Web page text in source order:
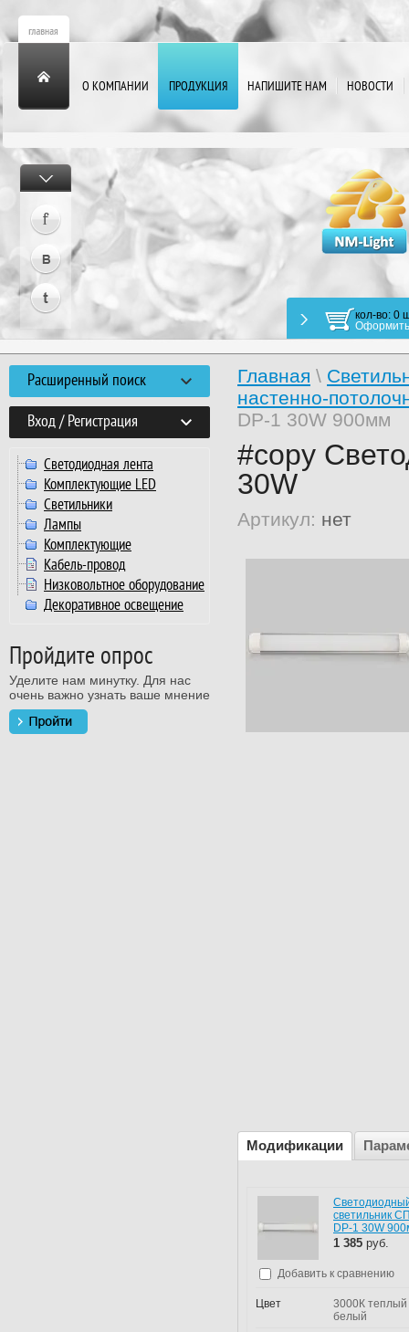
О КОМПАНИИ ПРОДУКЦИЯ НАПИШИТЕ НАМ НОВОСТИ
кол-во: 0
Оформить
Расширенный поиск
Вход / Регистрация
Светодиодная лента
Комплектующие LED
Светильники
Лампы
Комплектующие
Кабель-провод
Низковольтное оборудование
Декоративное освещение
Пройдите опрос
Уделите нам минутку. Для нас
очень важно узнать ваше мнение
Главная \
настенно-
DP-1 30W 900мм
#copy
30W
Артикул: нет
Модификации
светильник
DP-1 30W
1 385 руб.
Добавить к сравнению
Цвет
3000К теплый
белый